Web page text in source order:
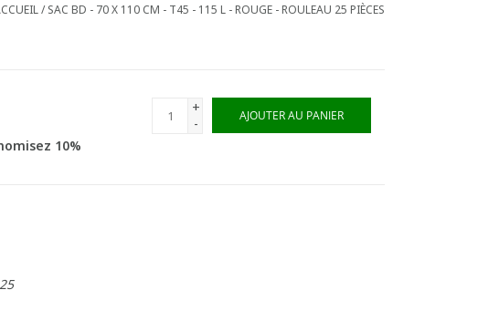
/SAC BD - 70 X 110 CM - T45 - 115 L - ROUGE - ROULEAU 25 PIÈCES
+
-
AJOUTER AU PANIER
10%